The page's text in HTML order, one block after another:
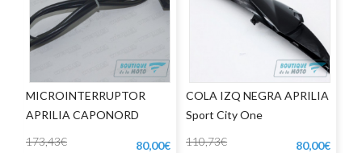
MICROINTERRUPTOR
APRILIA CAPONORD
173,43€
80,00€
COLA IZQ NEGRA APRILIA
Sport City One
110,73€
80,00€